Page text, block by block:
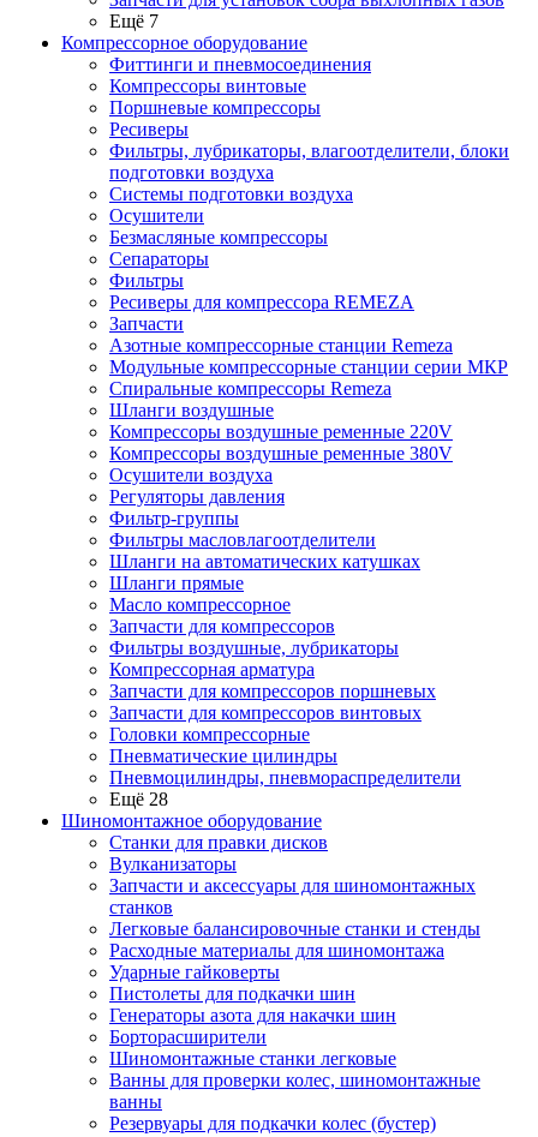
Ещё 7
Компрессорное оборудование
Фиттинги и пневмосоединения
Компрессоры винтовые
Поршневые компрессоры
Ресиверы
Фильтры, лубрикаторы, влагоотделители, блоки
подготовки воздуха
Системы подготовки воздуха
Осушители
Безмасляные компрессоры
Сепараторы
Фильтры
Ресиверы для компрессора REMEZA
Запчасти
Азотные компрессорные станции Remeza
Модульные компрессорные станции серии МКР
Спиральные компрессоры Remeza
Шланги воздушные
Компрессоры воздушные ременные 220V
Компрессоры воздушные ременные 380V
Осушители воздуха
Регуляторы давления
Фильтр-группы
Фильтры масловлагоотделители
Шланги на автоматических катушках
Шланги прямые
Масло компрессорное
Запчасти для компрессоров
Фильтры воздушные, лубрикаторы
Компрессорная арматура
Запчасти для компрессоров поршневых
Запчасти для компрессоров винтовых
Головки компрессорные
Пневматические цилиндры
Пневмоцилиндры, пневмораспределители
Ещё 28
Шиномонтажное оборудование
Станки для правки дисков
Вулканизаторы
Запчасти и аксессуары для шиномонтажных
станков
Легковые балансировочные станки и стенды
Расходные материалы для шиномонтажа
Ударные гайковерты
Пистолеты для подкачки шин
Генераторы азота для накачки шин
Борторасширители
Шиномонтажные станки легковые
Ванны для проверки колес, шиномонтажные
ванны
Резервуары для подкачки колес (бустер)